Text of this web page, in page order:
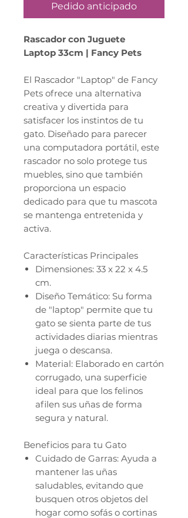
Pedido anticipado
Rascador con Juguete
Laptop 33cm | Fancy Pets
El Rascador "Laptop" de Fancy
Pets ofrece una alternativa
creativa y divertida para
satisfacer los instintos de tu
gato. Diseñado para parecer
una computadora portátil, este
rascador no solo protege tus
muebles, sino que también
proporciona un espacio
dedicado para que tu mascota
se mantenga entretenida y
activa.
Características Principales
Dimensiones: 33 x 22 x 4.5
cm.
Diseño Temático: Su forma
de "laptop" permite que tu
gato se sienta parte de tus
actividades diarias mientras
juega o descansa.
Material: Elaborado en cartón
corrugado, una superficie
ideal para que los felinos
afilen sus uñas de forma
segura y natural.
Beneficios para tu Gato
Cuidado de Garras: Ayuda a
mantener las uñas
saludables, evitando que
busquen otros objetos del
hogar como sofás o cortinas